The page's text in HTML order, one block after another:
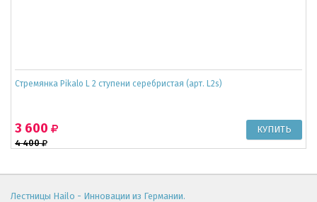
Cтремянка Pikalo L 2 ступени серебристая (арт. L2s)
4 400
3 600
Лестницы Hailo - Инновации из Германии.